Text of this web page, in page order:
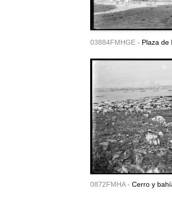
03884FMHGE - Plaza de
0872FMHA - Cerro y